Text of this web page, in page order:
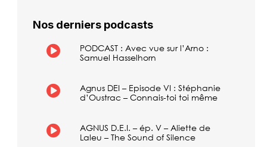
Nos derniers podcasts
PODCAST : Avec vue sur l’Arno :
Samuel Hasselhorn
Agnus DEI – Episode VI : Stéphanie
d’Oustrac – Connais-toi toi même
AGNUS D.E.I. – ép. V – Aliette de
Laleu – The Sound of Silence